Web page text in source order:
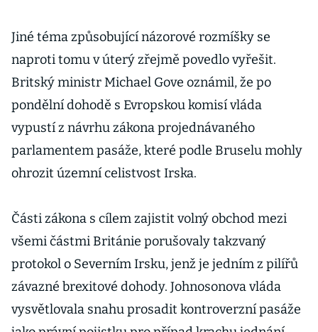
Jiné téma způsobující názorové rozmíšky se
naproti tomu v úterý zřejmě povedlo vyřešit.
Britský ministr Michael Gove oznámil, že po
pondělní dohodě s Evropskou komisí vláda
vypustí z návrhu zákona projednávaného
parlamentem pasáže, které podle Bruselu mohly
ohrozit územní celistvost Irska.
Části zákona s cílem zajistit volný obchod mezi
všemi částmi Británie porušovaly takzvaný
protokol o Severním Irsku, jenž je jedním z pilířů
závazné brexitové dohody. Johnosonova vláda
vysvětlovala snahu prosadit kontroverzní pasáže